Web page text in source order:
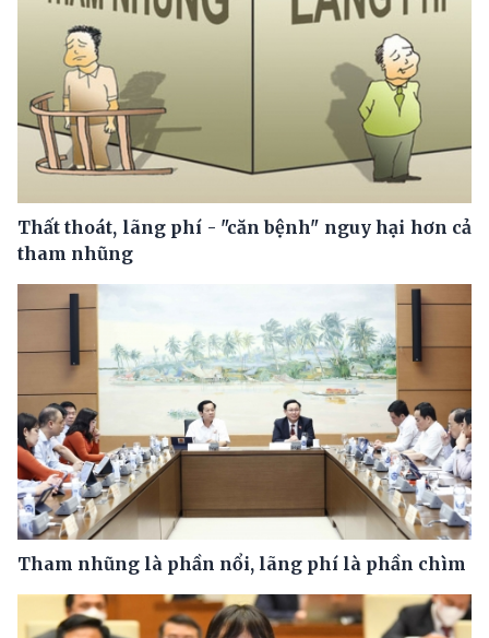
Thất thoát, lãng phí - "căn bệnh" nguy hại hơn cả
tham nhũng
Tham nhũng là phần nổi, lãng phí là phần chìm